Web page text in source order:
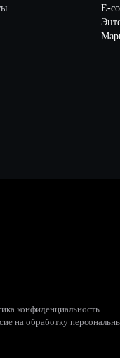
E-
конфиденциальность
на обработку